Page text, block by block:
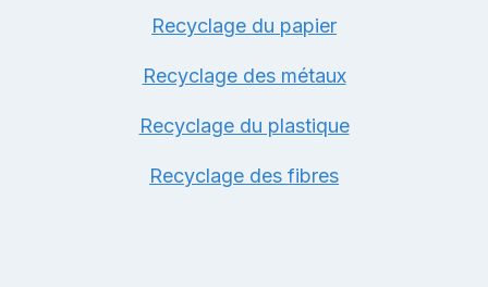
Recyclage du papier
Recyclage des métaux
Recyclage du plastique
Recyclage des fibres